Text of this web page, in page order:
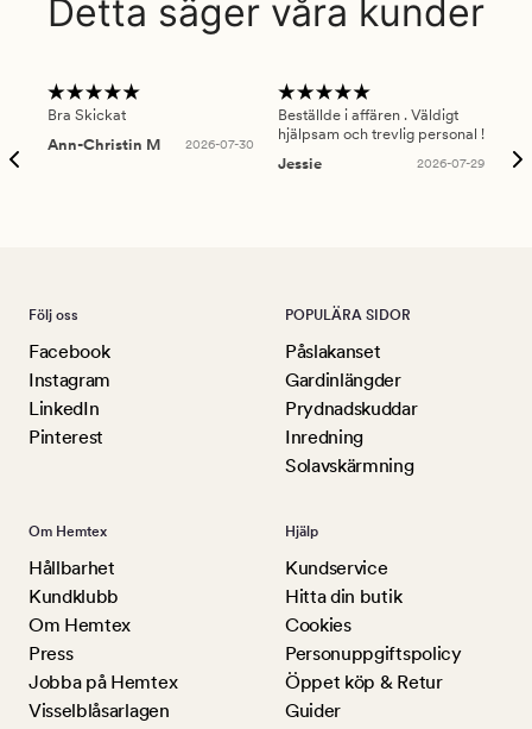
Detta säger våra kunder
Bra Skickat
Ann-Christin M
2026-07-30
Beställde i affären . Väldigt
hjälpsam och trevlig personal !
Jessie
2026-07-29
Följ oss
Facebook
Instagram
LinkedIn
Pinterest
POPULÄRA SIDOR
Påslakanset
Gardinlängder
Prydnadskuddar
Inredning
Solavskärmning
Om Hemtex
Hållbarhet
Kundklubb
Om Hemtex
Press
Jobba på Hemtex
Visselblåsarlagen
Hjälp
Kundservice
Hitta din butik
Cookies
Personuppgiftspolicy
Öppet köp & Retur
Guider